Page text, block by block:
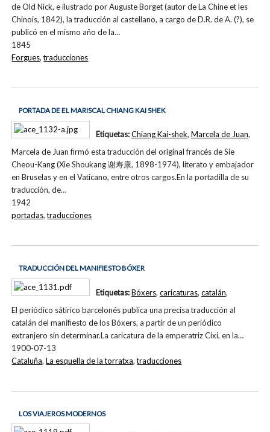
de Old Nick, e ilustrado por Auguste Borget (autor de La Chine et les
Chinois, 1842), la traducción al castellano, a cargo de D.R. de A. (?), se
publicó en el mismo año de la…
1845
Forgues,traducciones
PORTADA DE EL MARISCAL CHIANG KAI SHEK
Marcela de Juan firmó esta traducción del original francés de Sie
Cheou-Kang (Xie Shoukang 谢寿康, 1898-1974), literato y embajador
en Bruselas y en el Vaticano, entre otros cargos.En la portadilla de su
traducción, de…
1942
Etiquetas:Chiang Kai-shek, Marcela de Juan,
portadas,traducciones
TRADUCCIÓN DEL MANIFIESTO BÓXER
El periódico sátirico barcelonés publica una precisa traducción al
catalán del manifiesto de los Bóxers, a partir de un periódico
extranjero sin determinar.La caricatura de la emperatriz Cixi, en la…
1900-07-13
Etiquetas:Bóxers, caricaturas, catalán,
Cataluña,La esquella de la torratxa,traducciones
LOS VIAJEROS MODERNOS